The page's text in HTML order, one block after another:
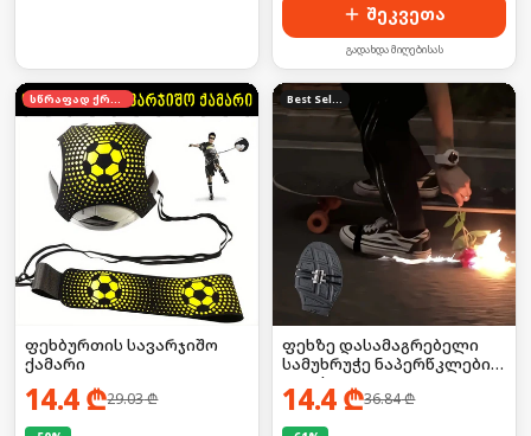
შეკვეთა
გადახდა მიღებისას
სწრაფად ქრება
ფეხბურთის სავარჯიშო
ქამარი
14.4₾29.03₾
Best Seller
ფეხზე დასამაგრებელი
სამუხრუჭე ნაპერწკლების
ეფექტით
14.4₾36.84₾